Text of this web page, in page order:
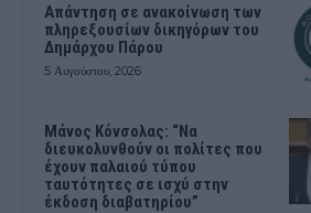
Απάντηση σε ανακοίνωση των
πληρεξουσίων δικηγόρων του
Δημάρχου Πάρου
5 Αυγούστου, 2026
Μάνος Κόνσολας: “Να
διευκολυνθούν οι πολίτες που
έχουν παλαιού τύπου
ταυτότητες σε ισχύ στην
έκδοση διαβατηρίου”